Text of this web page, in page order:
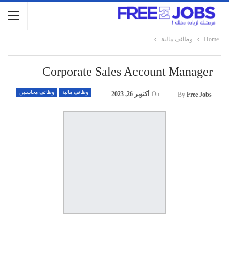
Home وظائف مالية
Corporate Sales Account Manager
وظائف مالية وظائف محاسبين By Free Jobs
On أكتوبر 26, 2023